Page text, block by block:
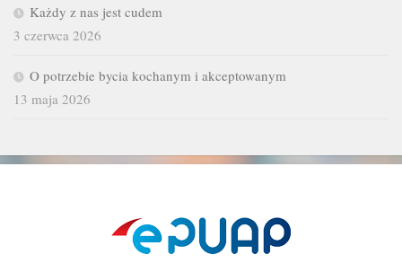
Każdy z nas jest cudem
3 czerwca 2026
O potrzebie bycia kochanym i akceptowanym
13 maja 2026